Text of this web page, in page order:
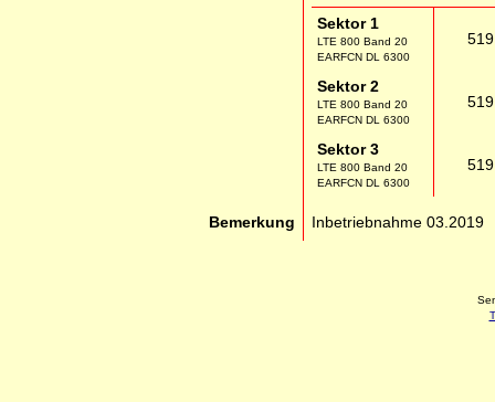
Sektor 1
LTE 800 Band 20
EARFCN DL 6300
Sektor 2
LTE 800 Band 20
EARFCN DL 6300
Sektor 3
LTE 800 Band 20
EARFCN DL 6300
Bemerkung Inbetriebnahme 03.2019